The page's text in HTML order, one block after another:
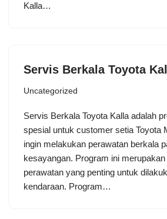
Kalla…
Servis Berkala Toyota
Uncategorized
Servis Berkala Toyota Kalla adalah
spesial untuk customer setia Toyota
ingin melakukan perawatan berkala
kesayangan. Program ini
perawatan yang penting untuk
kendaraan. Program…